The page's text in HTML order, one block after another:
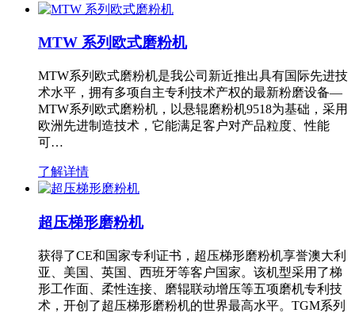
MTW 系列欧式磨粉机
MTW系列欧式磨粉机是我公司新近推出具有国际先进技
术水平，拥有多项自主专利技术产权的最新粉磨设备—
MTW系列欧式磨粉机，以悬辊磨粉机9518为基础，采用
欧洲先进制造技术，它能满足客户对产品粒度、性能
可…
了解详情
超压梯形磨粉机
获得了CE和国家专利证书，超压梯形磨粉机享誉澳大利
亚、美国、英国、西班牙等客户国家。该机型采用了梯
形工作面、柔性连接、磨辊联动增压等五项磨机专利技
术，开创了超压梯形磨粉机的世界最高水平。TGM系列